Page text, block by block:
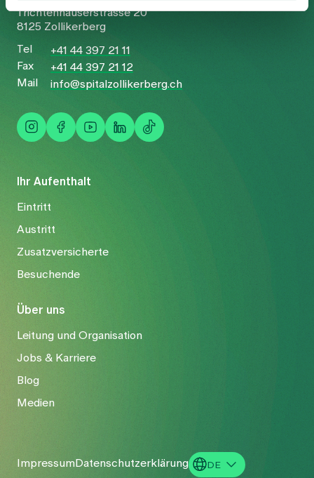
Ihr Aufenthalt
Eintritt
Austritt
Zusatzversicherte
Besuchende
Über uns
Leitung und Organisation
Jobs & Karriere
Blog
Medien
Trichtenhauserstrasse 20
8125 Zollikerberg
Tel
+41 44 397 21 11
Fax
+41 44 397 21 12
Mail
info@spitalzollikerberg.ch
ImpressumDatenschutzerklärung
DE